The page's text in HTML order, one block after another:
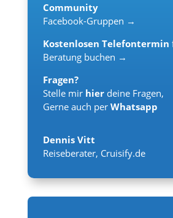
Community
Facebook-Gruppen →
Kostenlosen Telefontermin
Beratung buchen →
Fragen?
Stelle mir hier deine Fragen,
Gerne auch per Whatsapp
Dennis Vitt
Reiseberater, Cruisify.de